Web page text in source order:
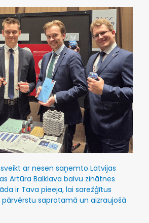
ar nesen saņemto Latvijas
Artūra Balklava balvu zinātnes
ir Tava pieeja, lai sarežģītus
pārvērstu saprotamā un aizraujošā